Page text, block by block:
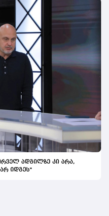
ადგილზე კი არა,
იდგეს"